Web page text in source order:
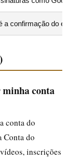
a confirmação do
minha conta
conta do
Conta do
inscrições